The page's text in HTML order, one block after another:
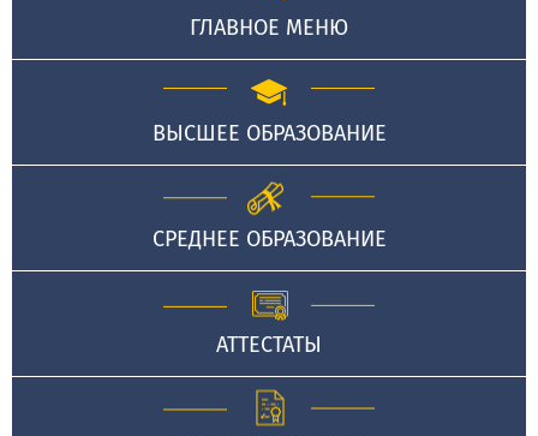
ГЛАВНОЕ МЕНЮ
ВЫСШЕЕ ОБРАЗОВАНИЕ
СРЕДНЕЕ ОБРАЗОВАНИЕ
АТТЕСТАТЫ